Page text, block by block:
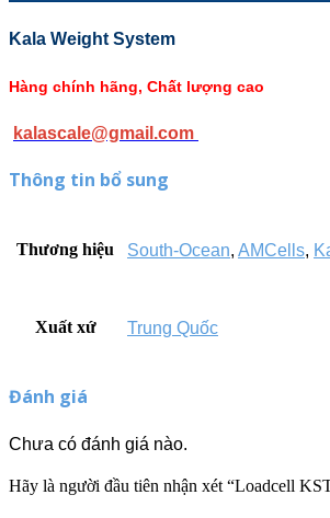
Kala Weight System
Hàng chính hãng, Chất lượng cao
kalascale@gmail.com
Thông tin bổ sung
Thương hiệu South-Ocean, AMCells,
Xuất xứ Trung Quốc
Đánh giá
Chưa có đánh giá nào.
Hãy là người đầu tiên nhận xét “Loadcell